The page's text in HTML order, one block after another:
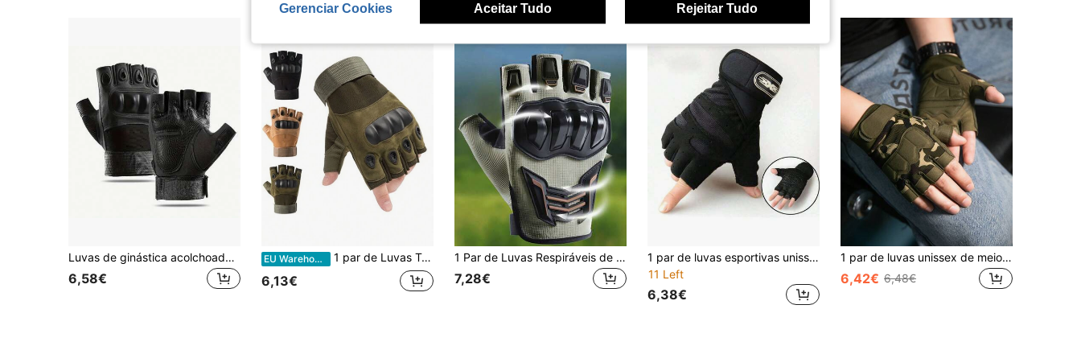
Luvas de ginástica acolchoadas para homens e mulheres, com design sem dedos, adequadas para treinos em academia, treinamento suspenso, levantamento de peso, ciclismo, barras fixas, remo e outros esportes. Ideais para atividades físicas no outono e inverno, são ótimas opções de presentes para o Halloween e Natal, presentes para homens e para camping.
6,58€
EU Warehouse 1 par de Luvas Táticas de Dedo Meio, Antiderrapante para Homens e Mulheres Ciclismo ao ar livre, Equitação, Esportes, Anti-derrapantes, Resistentes ao desgaste, Escalada em Montanha, Fitness, luvas de boxe para Treinamento
6,13€
1 Par de Luvas Respiráveis de Meio Dedo | Luvas Unissex para Motociclismo - Design Ergonômico com Orifícios de Ventilação, Detalhes em Preto/Laranja - Ideal para Ciclismo, Bicicleta e Patinete Elétrico, Ajuste Confortável
7,28€
1 par de luvas esportivas unissex para ciclismo, levantamento de peso, corrida, aventura ao ar livre, hip-hop punk, com alça de pulso estendida e proteção antiderrapante na palma
11 Left
6,38€
1 par de luvas unissex de meio dedo para ciclismo, esportes e fitness ao ar livre
6,42€ 6,48€
Gerenciar Cookies Aceitar Tudo Rejeitar Tudo